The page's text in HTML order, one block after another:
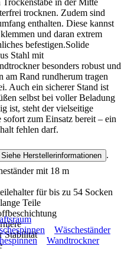
in der Mitte
trocknen. Zudem sind
enthalten. Diese kannst
und daran extrem
befestigen.Solide
Stahl mit
besonders robust und
am Rand rundherum tragen
Auch ein sicherer Stand ist
selbst bei voller Beladung
ist, steht der vielseitige
zum Einsatz bereit – ein
fehlen darf.
mit 18 m
für bis zu 54 Socken
Teile
Stabilität
Siehe Herstellerinformationen .
Wäscheständer
Wandtrockner